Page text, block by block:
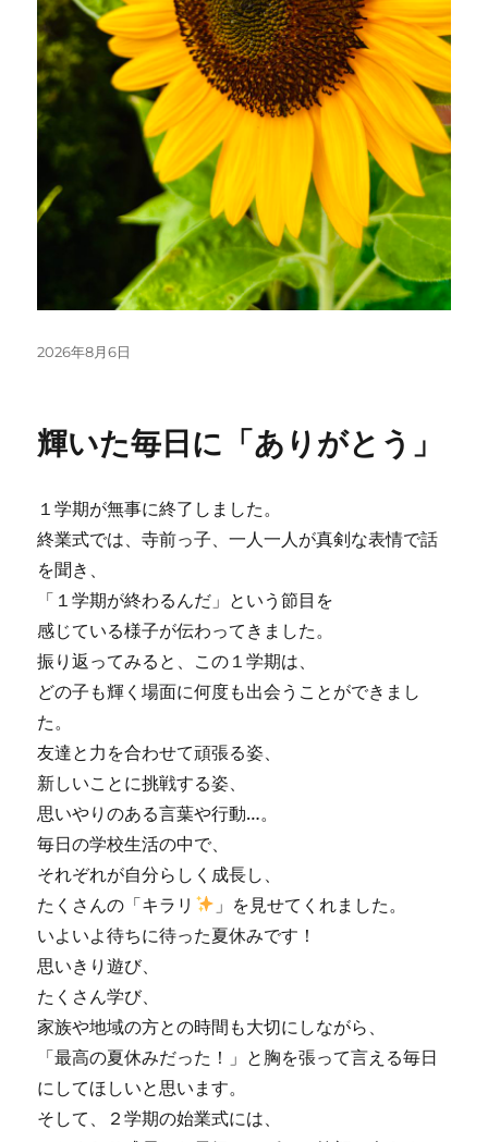
投
2026年8月6日
輝いた毎日に「ありがとう」
１学期が無事に終了しました。
終業式では、寺前っ子、一人一人が真剣な表情で話
を聞き、
「１学期が終わるんだ」という節目を
感じている様子が伝わってきました。
振り返ってみると、この１学期は、
どの子も輝く場面に何度も出会うことができまし
た。
友達と力を合わせて頑張る姿、
新しいことに挑戦する姿、
思いやりのある言葉や行動…。
毎日の学校生活の中で、
それぞれが自分らしく成長し、
たくさんの「キラリ
」を見せてくれました。
いよいよ待ちに待った夏休みです！
思いきり遊び、
たくさん学び、
家族や地域の方との時間も大切にしながら、
「最高の夏休みだった！」と胸を張って言える毎日
にしてほしいと思います。
そして、２学期の始業式には、